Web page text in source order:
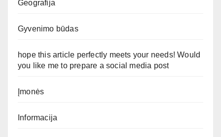
Geografija
Gyvenimo būdas
hope this article perfectly meets your needs! Would
you like me to prepare a social media post
Įmonės
Informacija